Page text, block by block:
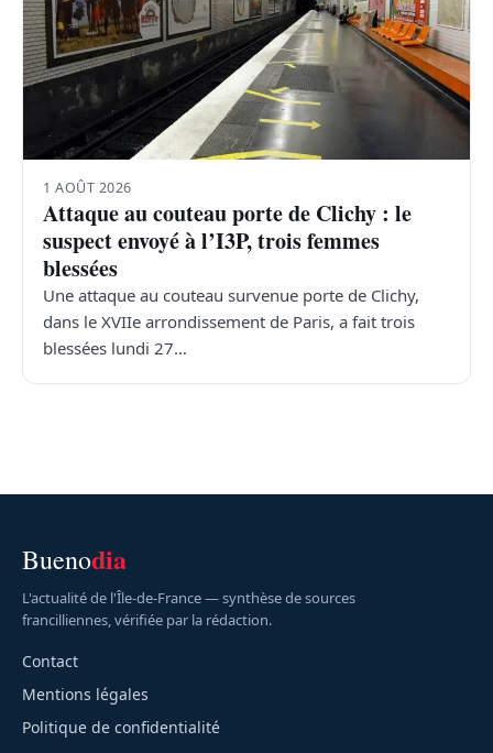
1 AOÛT 2026
Attaque au couteau porte de Clichy : le
suspect envoyé à l’I3P, trois femmes
blessées
Une attaque au couteau survenue porte de Clichy,
dans le XVIIe arrondissement de Paris, a fait trois
blessées lundi 27…
Buenodia
L'actualité de l'Île-de-France — synthèse de sources
francilliennes, vérifiée par la rédaction.
Contact
Mentions légales
Politique de confidentialité